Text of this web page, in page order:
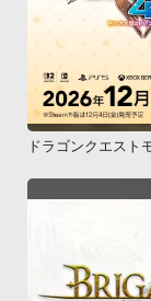
ドラゴンクエス